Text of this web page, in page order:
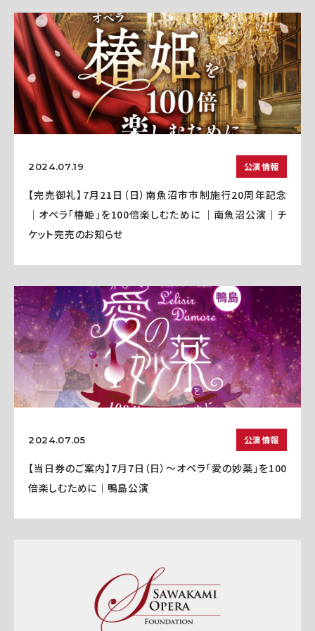
2024.07.19 公演情報
【完売御礼】7月21日（日）南魚沼市市制施行20周年記念
｜オペラ「椿姫」を100倍楽しむために ｜南魚沼公演｜チ
ケット完売のお知らせ
2024.07.05 公演情報
【当日券のご案内】7月7日（日）～オペラ「愛の妙薬」を100
倍楽しむために｜鴨島公演